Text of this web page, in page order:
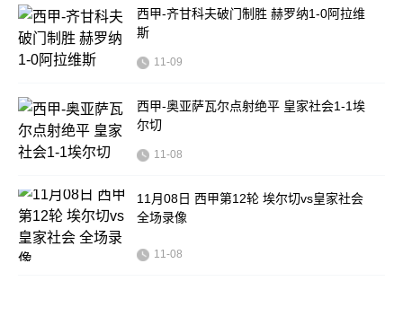
西甲-齐甘科夫破门制胜 赫罗纳1-0阿拉维
斯
11-09
西甲-奥亚萨瓦尔点射绝平 皇家社会1-1埃
尔切
11-08
11月08日 西甲第12轮 埃尔切vs皇家社会
全场录像
11-08